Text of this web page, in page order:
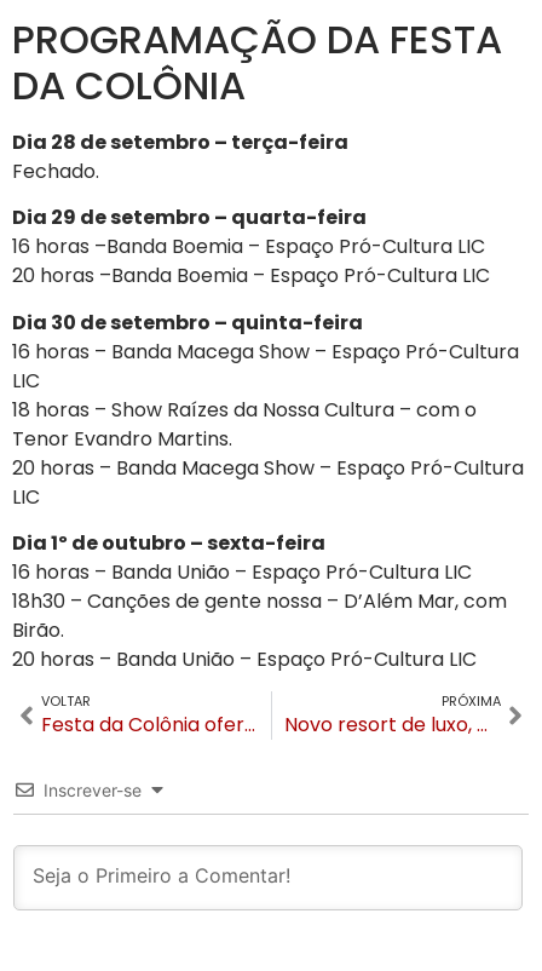
PROGRAMAÇÃO DA FESTA
DA COLÔNIA
Dia 28 de setembro – terça-feira
Fechado.
Dia 29 de setembro – quarta-feira
16 horas –Banda Boemia – Espaço Pró-Cultura LIC
20 horas –Banda Boemia – Espaço Pró-Cultura LIC
Dia 30 de setembro – quinta-feira
16 horas – Banda Macega Show – Espaço Pró-Cultura
LIC
18 horas – Show Raízes da Nossa Cultura – com o
Tenor Evandro Martins.
20 horas – Banda Macega Show – Espaço Pró-Cultura
LIC
Dia 1º de outubro – sexta-feira
16 horas – Banda União – Espaço Pró-Cultura LIC
18h30 – Canções de gente nossa – D’Além Mar, com
Birão.
20 horas – Banda União – Espaço Pró-Cultura LIC
VOLTAR
Festa da Colônia oferece transporte gratuito do Centro até local do evento
PRÓXIMA
Novo resort de luxo, Golden Villagio, vai gerar mais de 600 empregos em Canela
Inscrever-se